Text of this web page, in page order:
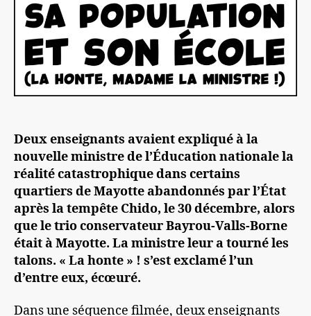
Deux enseignants avaient expliqué à la
nouvelle ministre de l’Éducation nationale la
réalité catastrophique dans certains
quartiers de Mayotteabandonnés par l’État
après la tempête Chido, le 30 décembre, alors
que le trio conservateur Bayrou-Valls-Borne
était à Mayotte. La ministre leur a tourné les
talons. « La honte » ! s’est exclamé l’un
d’entre eux, écœuré.
Dans une séquence filmée, deux enseignants